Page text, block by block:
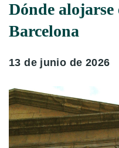
Dónde
Barcelona
13 de junio de 2026